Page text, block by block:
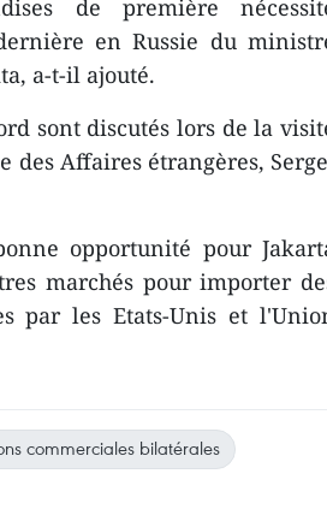
de première
en Russie du
a-t-il ajouté.
sont discutés lors de la
des Affaires étrangères,
opportunité pour
marchés pour importer
par les Etats-Unis et
commerciales bilatérales